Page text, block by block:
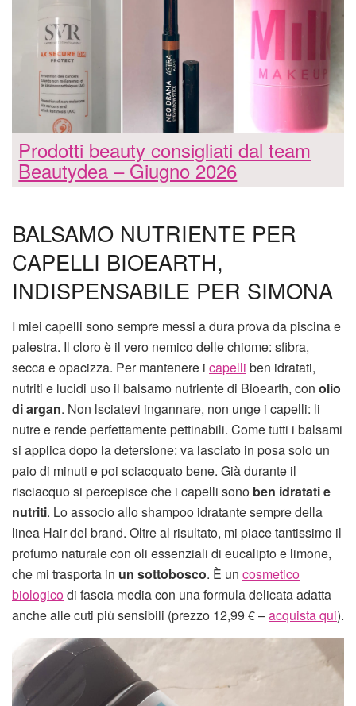
Prodotti beauty consigliati dal team
Beautydea – Giugno 2026
BALSAMO NUTRIENTE PER
CAPELLI BIOEARTH,
INDISPENSABILE PER SIMONA
I miei capelli sono sempre messi a dura prova da piscina e
palestra. Il cloro è il vero nemico delle chiome: sfibra,
secca e opacizza. Per mantenere i capelli ben idratati,
nutriti e lucidi uso il balsamo nutriente di Bioearth, con olio
di argan. Non lsciatevi ingannare, non unge i capelli: li
nutre e rende perfettamente pettinabili. Come tutti i balsami
si applica dopo la detersione: va lasciato in posa solo un
paio di minuti e poi sciacquato bene. Già durante il
risciacquo si percepisce che i capelli sono ben idratati e
nutriti. Lo associo allo shampoo idratante sempre della
linea Hair del brand. Oltre al risultato, mi piace tantissimo il
profumo naturale con oli essenziali di eucalipto e limone,
che mi trasporta in un sottobosco. È un cosmetico
biologicodi fascia media con una formula delicata adatta
anche alle cuti più sensibili (prezzo 12,99 € –acquista qui).